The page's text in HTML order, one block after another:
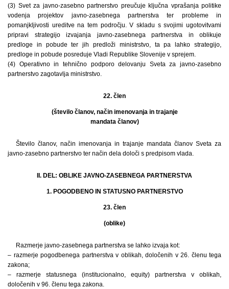
(3) Svet za javno-zasebno partnerstvo preučuje ključna vprašanja politike
vodenja projektov javno-zasebnega partnerstva ter probleme in
pomanjkljivosti ureditve na tem področju. V skladu s svojimi ugotovitvami
pripravi strategijo izvajanja javno-zasebnega partnerstva in oblikuje
predloge in pobude ter jih predloži ministrstvo, ta pa lahko strategijo,
predloge in pobude posreduje Vladi Republike Slovenije v sprejem.
(4) Operativno in tehnično podporo delovanju Sveta za javno-zasebno
partnerstvo zagotavlja ministrstvo.
22. člen
(število članov, način imenovanja in trajanje
mandata članov)
Število članov, način imenovanja in trajanje mandata članov Sveta za
javno-zasebno partnerstvo ter način dela določi s predpisom vlada.
II. DEL: OBLIKE JAVNO-ZASEBNEGA PARTNERSTVA
1. POGODBENO IN STATUSNO PARTNERSTVO
23. člen
(oblike)
Razmerje javno-zasebnega partnerstva se lahko izvaja kot:
– razmerje pogodbenega partnerstva v oblikah, določenih v 26. členu tega
zakona;
– razmerje statusnega (institucionalno, equity) partnerstva v oblikah,
določenih v 96. členu tega zakona.